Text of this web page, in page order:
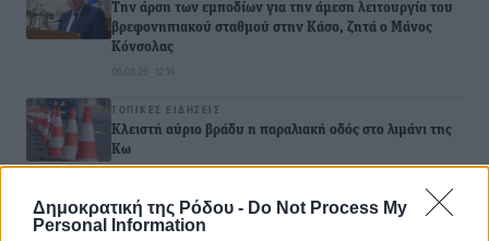
Δημοκρατική της Ρόδου - Do Not Process My
Personal Information
Την άρση των εμποδίων για την άμεση λειτουργία του
βρεφονηπιακού σταθμού στην Κάσο, ζητά ο Μάνος
Κόνσολας
06.08.26 · 12:14
ΤΟΠΙΚΈΣ ΕΙΔΉΣΕΙΣ
Κλειστή αύριο βράδυ η παραλιακή οδός στο λιμάνι της
Κω
ΤΟΠΙΚΈΣ ΕΙΔΉΣΕΙΣ
Premia Properties: Επενδύσεις άνω των 500 εκατ.